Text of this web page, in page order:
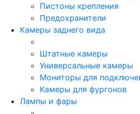
Пистоны крепления
Предохранители
Камеры заднего вида
Штатные камеры
Универсальные камеры
Мониторы для
Камеры для фургонов
Лампы и фары